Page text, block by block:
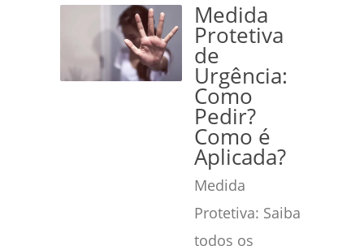
Medida
Protetiva
de
Urgência:
Como
Pedir?
Como é
Aplicada?
Medida
Protetiva: Saiba
todos os